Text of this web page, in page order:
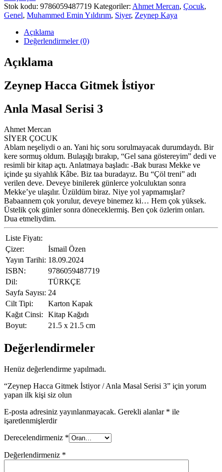
Stok kodu: 9786059487719 Kategoriler: Ahmet Mercan, Çocuk,
Genel, Muhammed Emin Yıldırım, Siyer, Zeynep Kaya
Açıklama
Değerlendirmeler (0)
Açıklama
Zeynep Hacca Gitmek İstiyor
Anla Masal Serisi 3
Ahmet Mercan
SİYER ÇOCUK
Ablam neşeliydi o an. Yani hiç soru sorulmayacak durumdaydı. Bir
kere sormuş oldum. Bulaşığı bırakıp, “Gel sana göstereyim” dedi ve
resimli bir kitap açtı. Anlatmaya başladı: -Bak burası Mekke ve
içinde şu siyahlık Kâbe. Biz taa buradayız. Bu “Çöl treni” adı
verilen deve. Deveye binilerek günlerce yolculuktan sonra
Mekke’ye ulaşılır. Üzüldüm biraz. Niye yol yapmamışlar?
Babaannem çok yorulur, deveye binemez ki… Hem çok yüksek.
Üstelik çok günler sonra döneceklermiş. Ben çok özlerim onları.
Dua etmeliydim.
Liste Fiyatı:
Çizer:
İsmail Özen
Yayın Tarihi: 18.09.2024
ISBN:
9786059487719
Dil:
TÜRKÇE
Sayfa Sayısı: 24
Cilt Tipi:
Karton Kapak
Kağıt Cinsi:
Kitap Kağıdı
Boyut:
21.5 x 21.5 cm
Değerlendirmeler
Henüz değerlendirme yapılmadı.
“Zeynep Hacca Gitmek İstiyor / Anla Masal Serisi 3” için yorum
yapan ilk kişi siz olun
E-posta adresiniz yayınlanmayacak. Gerekli alanlar * ile
işaretlenmişlerdir
Derecelendirmeniz *
Değerlendirmeniz *